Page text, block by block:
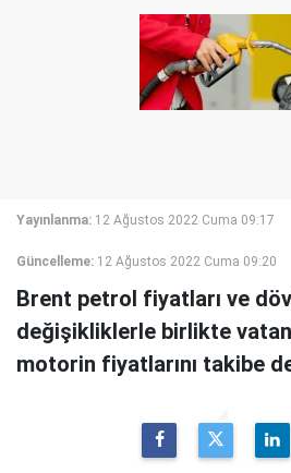
Yayınlanma: 12 Ağustos 2022 Cuma 09:17
Güncelleme: 12 Ağustos 2022 Cuma 09:20
Brent petrol fiyatları ve
değişikliklerle birlikte
motorin fiyatlarını takibe